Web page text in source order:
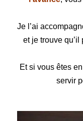
Je l’ai
et je trouve
Et si vous êtes
servir